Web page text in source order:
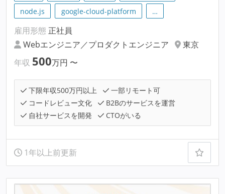
node.js
google-cloud-platform …
雇用形態 正社員
Webエンジニア／プロダクトエンジニア
東京
年収 500万円 〜
下限年収500万円以上
一部リモート可
コードレビュー文化
B2Bのサービスを運営
自社サービスを開発
CTOがいる
1年以上前更新